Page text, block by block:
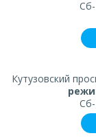
Сб-
Кутузовский
Сб-